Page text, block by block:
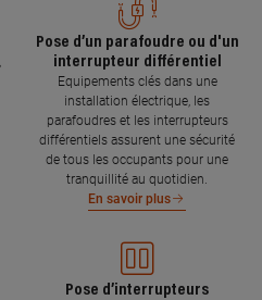
Pose d’un parafoudre ou d'un
interrupteur différentiel
Equipements clés dans une
installation électrique, les
parafoudres et les interrupteurs
différentiels assurent une sécurité
de tous les occupants pour une
tranquillité au quotidien.
En savoir plus
Pose d’interrupteurs